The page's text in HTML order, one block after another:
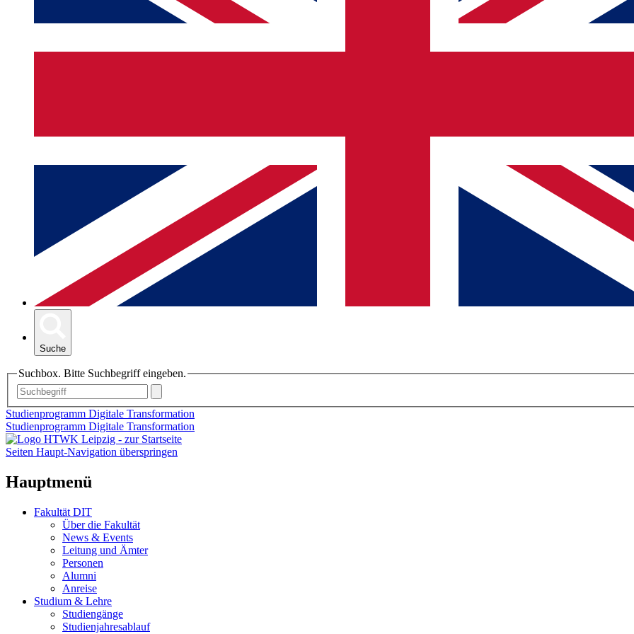
Suche
Suchbox. Bitte Suchbegriff eingeben.
Studienprogramm Digitale Transformation
Studienprogramm Digitale Transformation
Seiten Haupt-Navigation überspringen
Hauptmenü
Fakultät DIT
Über die Fakultät
News & Events
Leitung und Ämter
Personen
Alumni
Anreise
Studium & Lehre
Studiengänge
Studienjahresablauf